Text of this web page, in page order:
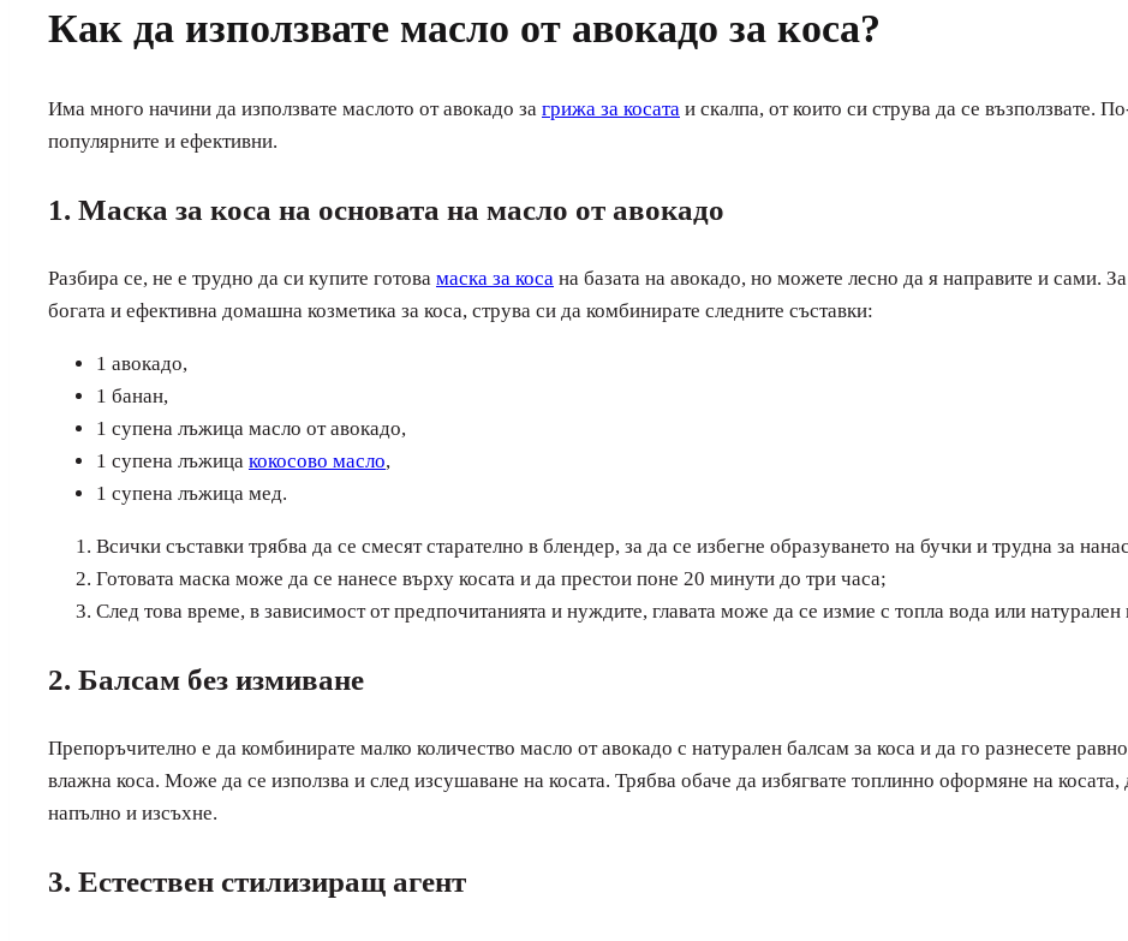
Как да използвате масло от авокадо за коса?
Има много начини да използвате маслото от авокадо за грижа за косата и скалпа, от които си струва да се възползвате.
популярните и ефективни.
1. Маска за коса на основата на масло от авокадо
Разбира се, не е трудно да си купите готова маска за коса на базата на авокадо, но можете лесно да я направите и сами.
богата и ефективна домашна козметика за коса, струва си да комбинирате следните съставки:
1 авокадо,
1 банан,
1 супена лъжица масло от авокадо,
1 супена лъжица кокосово масло,
1 супена лъжица мед.
Всички съставки трябва да се смесят старателно в блендер, за да се избегне образуването на бучки и трудна за
Готовата маска може да се нанесе върху косата и да престои поне 20 минути до три часа;
След това време, в зависимост от предпочитанията и нуждите, главата може да се измие с топла вода или
2. Балсам без измиване
Препоръчително е да комбинирате малко количество масло от авокадо с натурален балсам за коса и да го разнесете
влажна коса. Може да се използва и след изсушаване на косата. Трябва обаче да избягвате топлинно оформяне на
напълно и изсъхне.
3. Естествен стилизиращ агент